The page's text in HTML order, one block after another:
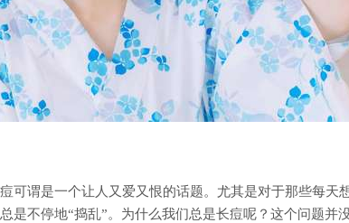
可谓是一个让人又爱又恨的话题。尤其是对于那些每天
是不停地“捣乱”。为什么我们总是长痘呢？这个问题并